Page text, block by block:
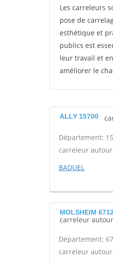
Les carreleurs
pose de
esthétique et
publics est
leur travail et
améliorer le
ALLY 15700
Département:
carreleur
BADUEL
MOLSHEIM
carreleur
Département:
carreleur